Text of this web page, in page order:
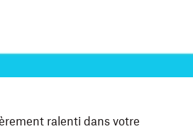
ralenti dans votre